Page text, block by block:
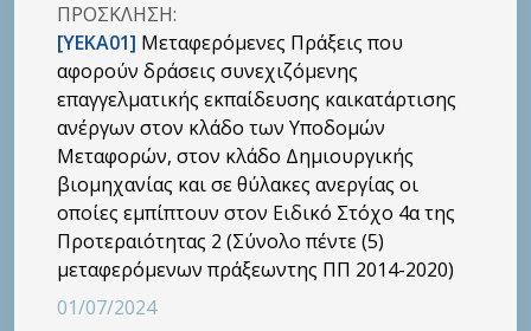
ΠΡΟΣΚΛHΣΗ:
[ΥΕΚΑ01] Μεταφερόμενες Πράξεις που
αφορούν δράσεις συνεχιζόμενης
επαγγελματικής εκπαίδευσης καικατάρτισης
ανέργων στον κλάδο των Υποδομών
Μεταφορών, στον κλάδο Δημιουργικής
βιομηχανίας και σε θύλακες ανεργίας οι
οποίες εμπίπτουν στον Ειδικό Στόχο 4α της
Προτεραιότητας 2 (Σύνολο πέντε (5)
μεταφερόμενων πράξεωντης ΠΠ 2014-2020)
01/07/2024